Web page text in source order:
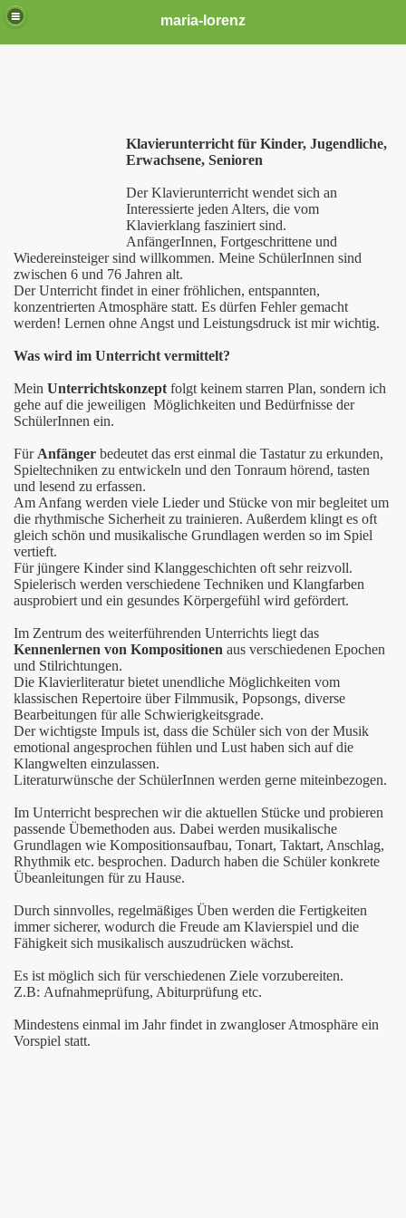
maria-lorenz
Klavierunterricht für Kinder, Jugendliche,
Erwachsene, Senioren
Der Klavierunterricht wendet sich an
Interessierte jeden Alters, die vom
Klavierklang fasziniert sind.
AnfängerInnen, Fortgeschrittene und
Wiedereinsteiger sind willkommen. Meine SchülerInnen sind
zwischen 6 und 76 Jahren alt.
Der Unterricht findet in einer fröhlichen, entspannten,
konzentrierten Atmosphäre statt. Es dürfen Fehler gemacht
werden! Lernen ohne Angst und Leistungsdruck ist mir wichtig.
Was wird im Unterricht vermittelt?
Mein Unterrichtskonzept folgt keinem starren Plan, sondern ich
gehe auf die jeweiligen Möglichkeiten und Bedürfnisse der
SchülerInnen ein.
Für Anfänger bedeutet das erst einmal die Tastatur zu erkunden,
Spieltechniken zu entwickeln und den Tonraum hörend, tasten
und lesend zu erfassen.
Am Anfang werden viele Lieder und Stücke von mir begleitet um
die rhythmische Sicherheit zu trainieren. Außerdem klingt es oft
gleich schön und musikalische Grundlagen werden so im Spiel
vertieft.
Für jüngere Kinder sind Klanggeschichten oft sehr reizvoll.
Spielerisch werden verschiedene Techniken und Klangfarben
ausprobiert und ein gesundes Körpergefühl wird gefördert.
Im Zentrum des weiterführenden Unterrichts liegt das
Kennenlernen von Kompositionen aus verschiedenen Epochen
und Stilrichtungen.
Die Klavierliteratur bietet unendliche Möglichkeiten vom
klassischen Repertoire über Filmmusik, Popsongs, diverse
Bearbeitungen für alle Schwierigkeitsgrade.
Der wichtigste Impuls ist, dass die Schüler sich von der Musik
emotional angesprochen fühlen und Lust haben sich auf die
Klangwelten einzulassen.
Literaturwünsche der SchülerInnen werden gerne miteinbezogen.
Im Unterricht besprechen wir die aktuellen Stücke und probieren
passende Übemethoden aus. Dabei werden musikalische
Grundlagen wie Kompositionsaufbau, Tonart, Taktart, Anschlag,
Rhythmik etc. besprochen. Dadurch haben die Schüler konkrete
Übeanleitungen für zu Hause.
Durch sinnvolles, regelmäßiges Üben werden die Fertigkeiten
immer sicherer, wodurch die Freude am Klavierspiel und die
Fähigkeit sich musikalisch auszudrücken wächst.
Es ist möglich sich für verschiedenen Ziele vorzubereiten.
Z.B: Aufnahmeprüfung, Abiturprüfung etc.
Mindestens einmal im Jahr findet in zwangloser Atmosphäre ein
Vorspiel statt.